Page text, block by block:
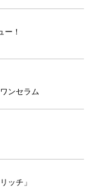
ー！
ンセラム
ッチ」